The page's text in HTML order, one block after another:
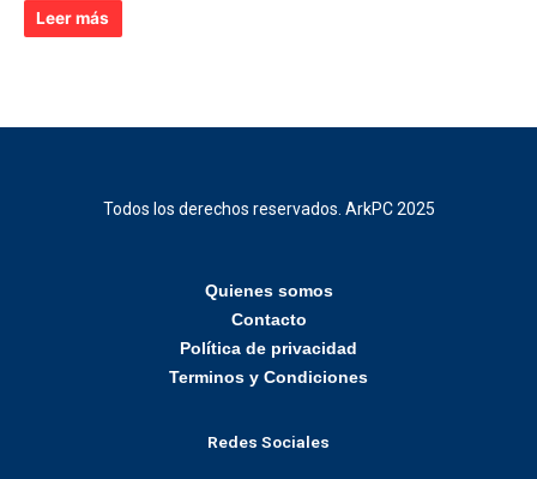
deLeer más
Todos los derechos reservados. ArkPC 2025
Quienes somos
Contacto
Política de privacidad
Terminos y Condiciones
Redes Sociales